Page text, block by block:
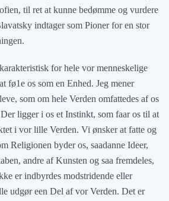
til ret at kunne bedømme og vurdere
indtager som Pioner for en stor
for hele vor menneskelige
fø1e os som en Enhed. Jeg mener
som om hele Verden omfattedes af os
ligger i os et Instinkt, som faar os til at
i vor lille Verden. Vi ønsker at fatte og
Religionen byder os, saadanne Ideer,
andre af Kunsten og saa fremdeles,
er indbyrdes modstridende eller
udgør een Del af vor Verden. Det er